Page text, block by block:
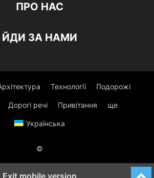
ПРО НАС
ЙДИ ЗА НАМИ
Технології Подорожі
Дорогі речі Привітання ще
Українська
©
Exit mobile version